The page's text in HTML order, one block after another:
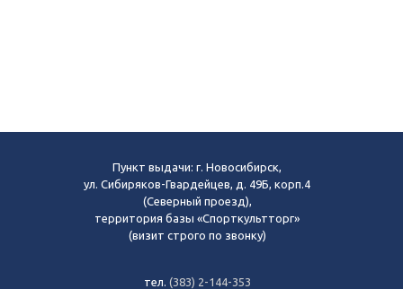
Пункт выдачи: г. Новосибирск,
ул. Сибиряков-Гвардейцев, д. 49Б, корп.4
(Северный проезд),
территория базы «Спорткультторг»
(визит строго по звонку)
тел. (383) 2-144-353